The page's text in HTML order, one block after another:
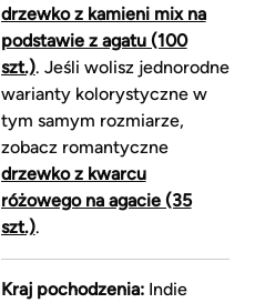
drzewko z kamieni mix na
podstawie z agatu (100
szt.). Jeśli wolisz jednorodne
warianty kolorystyczne w
tym samym rozmiarze,
zobacz romantyczne
drzewko z kwarcu
różowego na agacie (35
szt.).
Kraj pochodzenia:Indie